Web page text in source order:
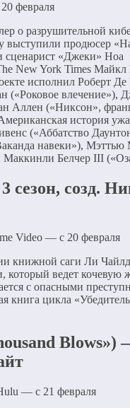
февраля
о разрушительной
выступили продюсер
сценарист «Джеки» Ноа
New York Times
исполнил Роберт
(«Роковое влечение»),
Аллен («Никсон»,
история
(«Аббатство
навеки»),
Маккинли Белчер III
сезон, созд.
Video — с 20 февраля
книжной саги Ли
который ведет кочевую
с опасными
книга цикла
Blows»)
— с 21 февраля